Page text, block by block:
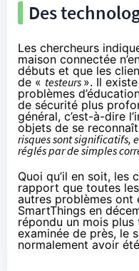
Des
Les chercheurs
maison connectée
débuts et que les
de « testeurs ». Il
problèmes
de sécurité plus
général, c’est-à-dire
objets de se
risques sont significatifs,
réglés par de simples
Quoi qu’il en soit, les
rapport que toutes
autres problèmes ont
SmartThings en
répondu un mois
examinée de près, le
normalement avoir